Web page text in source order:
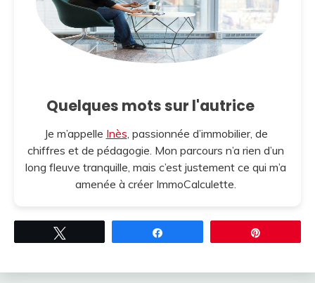
Quelques mots sur l'autrice
Je m’appelle Inès , passionnée d’immobilier, de
chiffres et de pédagogie. Mon parcours n’a rien d’un
long fleuve tranquille, mais c’est justement ce qui m’a
amenée à créer ImmoCalculette.